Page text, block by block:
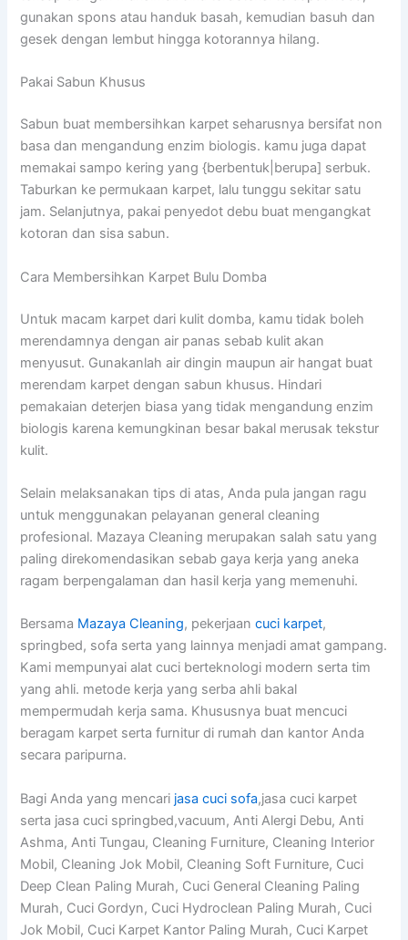
gunakan spons atau handuk basah, kemudian basuh dan
gesek dengan lembut hingga kotorannya hilang.
Pakai Sabun Khusus
Sabun buat membersihkan karpet seharusnya bersifat non
basa dan mengandung enzim biologis. kamu juga dapat
memakai sampo kering yang {berbentuk|berupa] serbuk.
Taburkan ke permukaan karpet, lalu tunggu sekitar satu
jam. Selanjutnya, pakai penyedot debu buat mengangkat
kotoran dan sisa sabun.
Cara Membersihkan Karpet Bulu Domba
Untuk macam karpet dari kulit domba, kamu tidak boleh
merendamnya dengan air panas sebab kulit akan
menyusut. Gunakanlah air dingin maupun air hangat buat
merendam karpet dengan sabun khusus. Hindari
pemakaian deterjen biasa yang tidak mengandung enzim
biologis karena kemungkinan besar bakal merusak tekstur
kulit.
Selain melaksanakan tips di atas, Anda pula jangan ragu
untuk menggunakan pelayanan general cleaning
profesional. Mazaya Cleaning merupakan salah satu yang
paling direkomendasikan sebab gaya kerja yang aneka
ragam berpengalaman dan hasil kerja yang memenuhi.
Bersama Mazaya Cleaning, pekerjaancuci karpet,
springbed, sofa serta yang lainnya menjadi amat gampang.
Kami mempunyai alat cuci berteknologi modern serta tim
yang ahli. metode kerja yang serba ahli bakal
mempermudah kerja sama. Khususnya buat mencuci
beragam karpet serta furnitur di rumah dan kantor Anda
secara paripurna.
Bagi Anda yang mencari jasa cuci sofa,jasa cuci karpet
serta jasa cuci springbed,vacuum, Anti Alergi Debu, Anti
Ashma, Anti Tungau, Cleaning Furniture, Cleaning Interior
Mobil, Cleaning Jok Mobil, Cleaning Soft Furniture, Cuci
Deep Clean Paling Murah, Cuci General Cleaning Paling
Murah, Cuci Gordyn, Cuci Hydroclean Paling Murah, Cuci
Jok Mobil, Cuci Karpet Kantor Paling Murah, Cuci Karpet